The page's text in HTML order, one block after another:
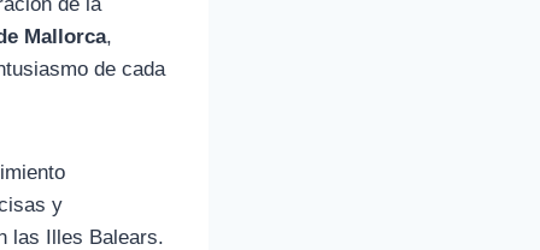
Mallorca,
de cada
y
las Illes Balears.